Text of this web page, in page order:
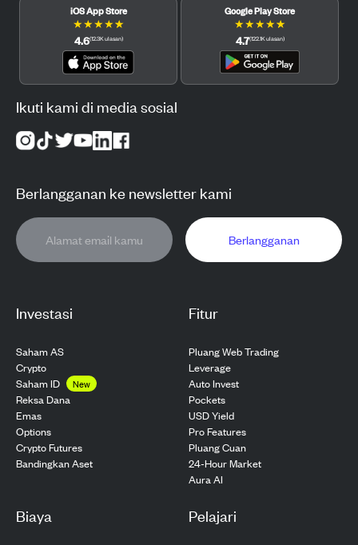
Investasi
Saham AS
Crypto
Saham ID
New
Reksa Dana
Emas
Options
Crypto Futures
Bandingkan Aset
Fitur
Pluang Web Trading
Leverage
Auto Invest
Pockets
USD Yield
Pro Features
Pluang Cuan
24-Hour Market
Aura AI
Biaya Pelajari
iOS App Store
★★★★★
4.6(12.3Kulasan)
Google Play Store
★★★★★
4.7(122.1Kulasan)
Ikuti kami di media sosial
Berlangganan ke newsletter kami
Berlangganan